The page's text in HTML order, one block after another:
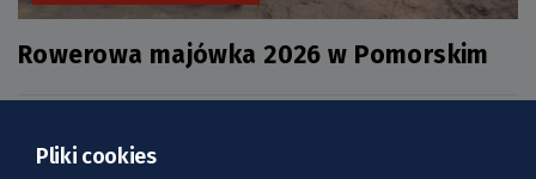
Rowerowa majówka 2026 w Pomorskim
Pliki cookies